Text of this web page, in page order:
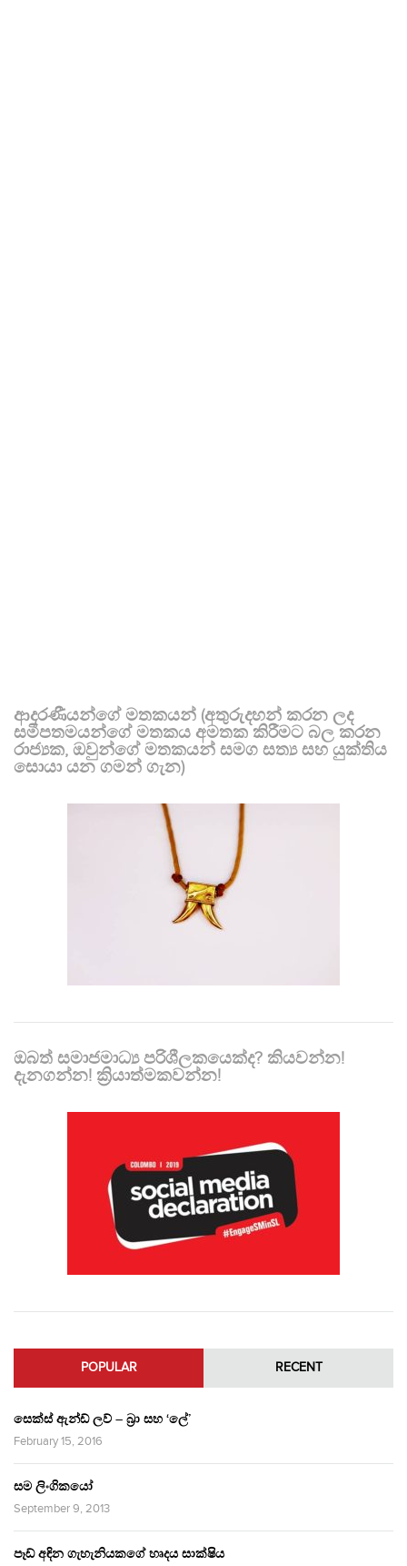
ආදරණීයන්ගේ මතකයන් (අතුරුදහන් කරන ලද
සමීපතමයන්ගේ මතකය අමතක කිරීමට බල කරන
රාජ්‍යක, ඔවුන්ගේ මතකයන් සමග සත්‍ය සහ යුක්තිය
සොයා යන ගමන් ගැන)
ඔබත් සමාජමාධ්‍ය පරිශීලකයෙක්ද? කියවන්න!
දැනගන්න! ක්‍රියාත්මකවන්න!
POPULAR RECENT
සෙක්ස් ඇන්ඩ් ලව් – බ්‍රා සහ ‘ලේ’
February 15, 2016
සම ලිංගිකයෝ
September 9, 2013
පෑඩ් අඳින ගැහැනියකගේ හෘදය සාක්ෂිය